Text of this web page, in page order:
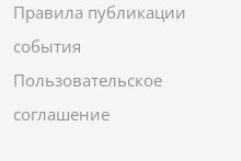
Правила публикации
события
Пользовательское
соглашение